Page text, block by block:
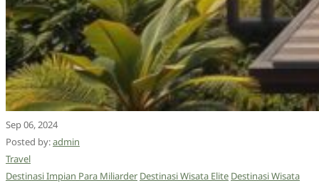
Sep 06, 2024
Posted by:admin
Travel
Destinasi Impian Para Miliarder Destinasi Wisata Elite Destinasi Wisata